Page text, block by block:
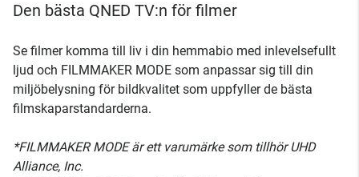
Den bästa QNED TV:n för filmer
Se filmer komma till liv i din hemmabio med inlevelsefullt
ljud och FILMMAKER MODE som anpassar sig till din
miljöbelysning för bildkvalitet som uppfyller de bästa
filmskaparstandarderna.
*FILMMAKER MODE är ett varumärke som tillhör UHD
Alliance, Inc.